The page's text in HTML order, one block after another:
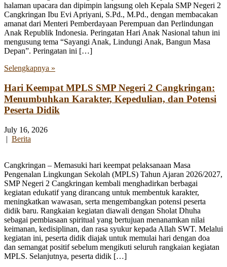
halaman upacara dan dipimpin langsung oleh Kepala SMP Negeri 2
Cangkringan Ibu Evi Apriyani, S.Pd., M.Pd., dengan membacakan
amanat dari Menteri Pemberdayaan Perempuan dan Perlindungan
Anak Republik Indonesia. Peringatan Hari Anak Nasional tahun ini
mengusung tema “Sayangi Anak, Lindungi Anak, Bangun Masa
Depan”. Peringatan ini […]
Selengkapnya »
Hari Keempat MPLS SMP Negeri 2 Cangkringan:
Menumbuhkan Karakter, Kepedulian, dan Potensi
Peserta Didik
July 16, 2026
| Berita
Cangkringan – Memasuki hari keempat pelaksanaan Masa
Pengenalan Lingkungan Sekolah (MPLS) Tahun Ajaran 2026/2027,
SMP Negeri 2 Cangkringan kembali menghadirkan berbagai
kegiatan edukatif yang dirancang untuk membentuk karakter,
meningkatkan wawasan, serta mengembangkan potensi peserta
didik baru. Rangkaian kegiatan diawali dengan Sholat Dhuha
sebagai pembiasaan spiritual yang bertujuan menanamkan nilai
keimanan, kedisiplinan, dan rasa syukur kepada Allah SWT. Melalui
kegiatan ini, peserta didik diajak untuk memulai hari dengan doa
dan semangat positif sebelum mengikuti seluruh rangkaian kegiatan
MPLS. Selanjutnya, peserta didik […]